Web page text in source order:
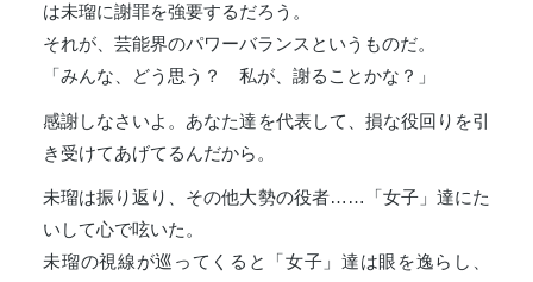
は未瑠に謝罪を強要するだろう。
それが、芸能界のパワーバランスというものだ。
「みんな、どう思う？ 私が、謝ることかな？」
感謝しなさいよ。あなた達を代表して、損な役回りを引
き受けてあげてるんだから。
未瑠は振り返り、その他大勢の役者……「女子」達にた
いして心で呟いた。
未瑠の視線が巡ってくると「女子」達は眼を逸らし、